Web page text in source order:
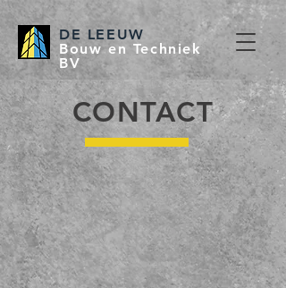
DE LEEUW
Bouw en Techniek
BV
CONTACT